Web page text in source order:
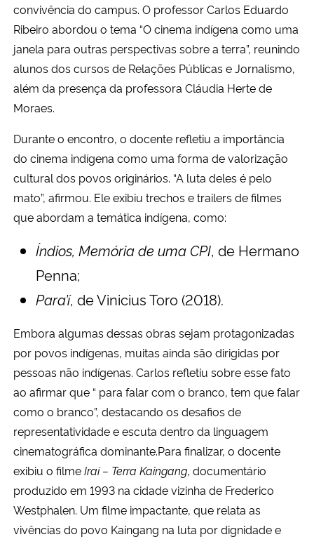
Controladoria-Geral da União
Ministério da Mulher, da Família e dos Direitos Humanos
Secretaria-Geral
Gabinete de Segurança Institucional
Advocacia-Geral da União
convivência do campus. O professor Carlos Eduardo
Ribeiro abordou o tema “O cinema indígena como uma
janela para outras perspectivas sobre a terra”, reunindo
alunos dos cursos de Relações Públicas e Jornalismo,
além da presença da professora Cláudia Herte de
Moraes.
Durante o encontro, o docente refletiu a importância
do cinema indígena como uma forma de valorização
cultural dos povos originários. “A luta deles é pelo
mato”, afirmou. Ele exibiu trechos e trailers de filmes
que abordam a temática indígena, como:
Índios, Memória de uma CPI , de Hermano
Penna;
Para’í, de Vinicius Toro (2018).
Embora algumas dessas obras sejam protagonizadas
por povos indígenas, muitas ainda são dirigidas por
pessoas não indígenas. Carlos refletiu sobre esse fato
ao afirmar que “ para falar com o branco, tem que falar
como o branco”, destacando os desafios de
representatividade e escuta dentro da linguagem
cinematográfica dominante.Para finalizar, o docente
exibiu o filmeIraí – Terra Kaingang, documentário
produzido em 1993 na cidade vizinha de Frederico
Westphalen. Um filme impactante, que relata as
vivências do povo Kaingang na luta por dignidade e